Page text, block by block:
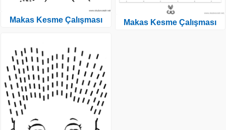
Makas Kesme Çalışması Makas Kesme Çalışması